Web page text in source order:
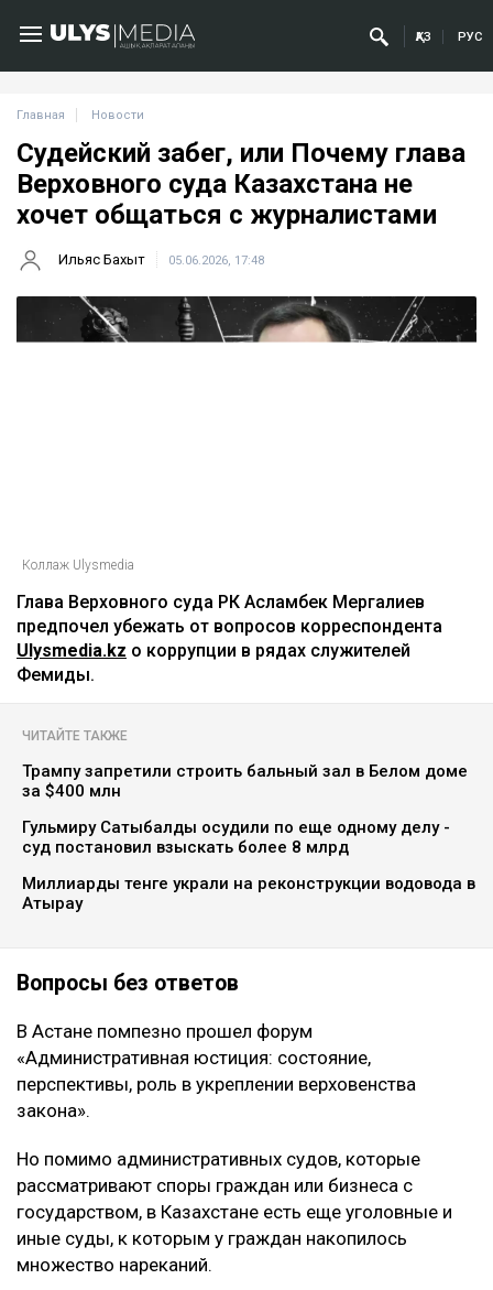
ҚАЗ РУС
Главная Новости
Судейский забег, или Почему глава
Верховного суда Казахстана не
хочет общаться с журналистами
Ильяс Бахыт 05.06.2026, 17:48
Коллаж Ulysmedia
Глава Верховного суда РК Асламбек Мергалиев
предпочел убежать от вопросов корреспондента
Ulysmedia.kz о коррупции в рядах служителей
Фемиды.
ЧИТАЙТЕ ТАКЖЕ
Трампу запретили строить бальный зал в Белом доме
за $400 млн
Гульмиру Сатыбалды осудили по еще одному делу -
суд постановил взыскать более 8 млрд
Миллиарды тенге украли на реконструкции водовода в
Атырау
Вопросы без ответов
В Астане помпезно прошел форум
«Административная юстиция: состояние,
перспективы, роль в укреплении верховенства
закона».
Но помимо административных судов, которые
рассматривают споры граждан или бизнеса с
государством, в Казахстане есть еще уголовные и
иные суды, к которым у граждан накопилось
множество нареканий.